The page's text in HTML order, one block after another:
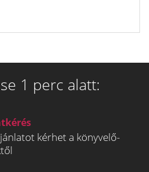
1 perc alatt:
kérhet a könyvelő-